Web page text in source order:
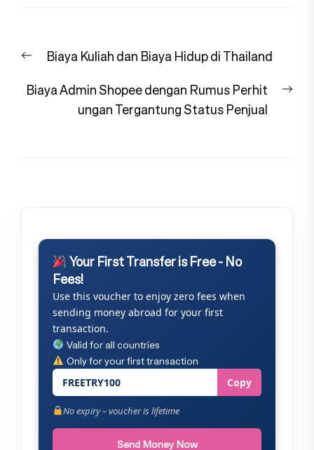
pos
PreviousBiaya Kuliah dan Biaya Hidup di Thailand
Biaya Admin Shopee dengan Rumus Perhit
ungan Tergantung Status Penjual
Your First Transfer is Free - No
Fees!
Use this voucher to enjoy zero fees when
sending money abroad for your first
transaction.
Valid for all countries
Only for your first transaction
FREETRY100 Copy
No expiry – voucher is lifetime
Send Money Now